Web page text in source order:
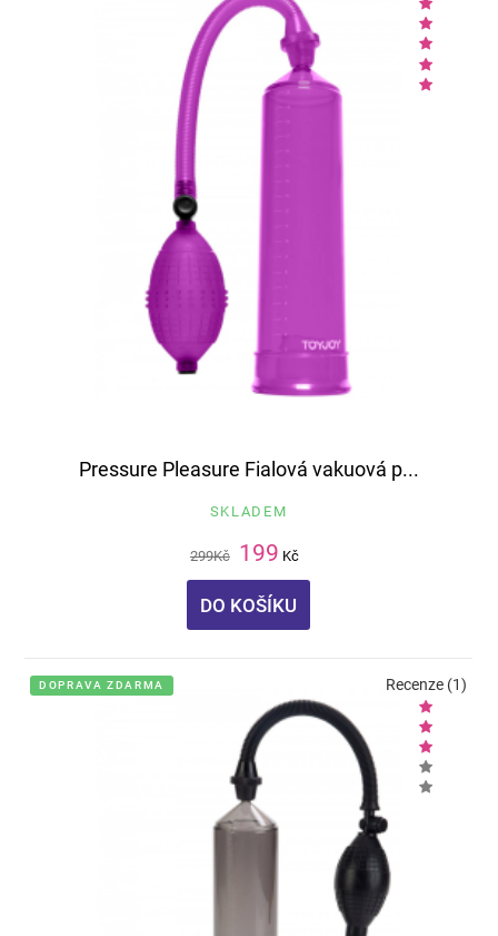
Pressure Pleasure Fialová vakuová p...
SKLADEM
299Kč 199 Kč
DO KOŠÍKU
DOPRAVA ZDARMA Recenze (1)